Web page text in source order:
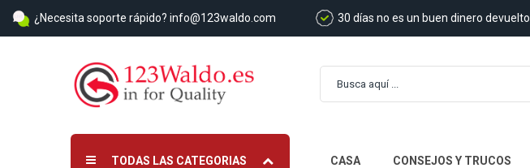
¿Necesita soporte rápido? info@123waldo.com 30 días no es un buen dinero devuelto
TODAS LAS CATEGORIAS CASA CONSEJOS Y TRUCOS